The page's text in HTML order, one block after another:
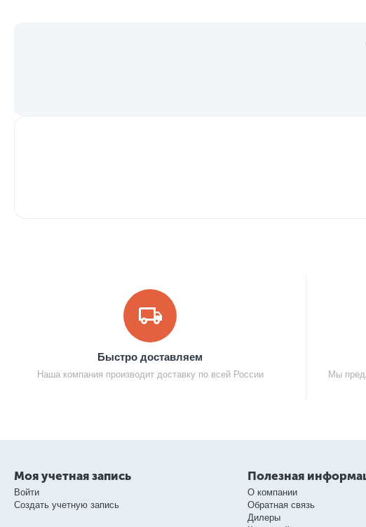
Быстро доставляем
Наша компания производит доставку по всей России Мы
Моя учетная запись
Войти
Создать учетную запись
Полезная
О компании
Обратная связь
Дилеры